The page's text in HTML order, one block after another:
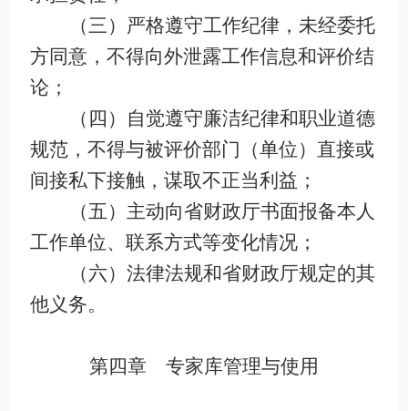
（三）严格遵守工作纪律，未经委托
方同意，不得向外泄露工作信息和评价结
论；
（四）自觉遵守廉洁纪律和职业道德
规范，不得与被评价部门（单位）直接或
间接私下接触，谋取不正当利益；
（五）主动向省财政厅书面报备本人
工作单位、联系方式等变化情况；
（六）法律法规和省财政厅规定的其
他义务。
第四章 专家库管理与使用